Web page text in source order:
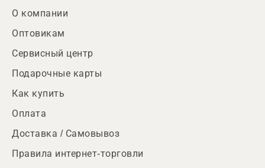
О компании
Оптовикам
Сервисный центр
Подарочные карты
Как купить
Оплата
Доставка / Самовывоз
Правила интернет-торговли